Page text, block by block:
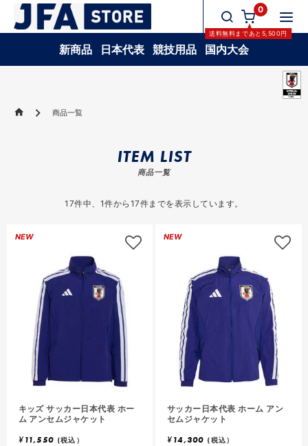
0
送料無料まであと 5,500円
新商品 日本代表 競技用品 国内大会
商品一覧
ITEM LIST
商品一覧
17件中、 1件から 17件までを表示しています。
NEW
キッズ サッカー日本代表 ホー
ム アンセムジャケット
¥11,550 (税込）
NEW
サッカー日本代表 ホーム アン
セムジャケット
¥14,300 (税込）